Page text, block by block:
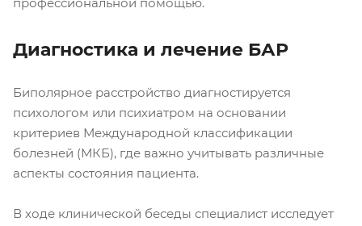
Диагностика и лечение БАР
Биполярное расстройство диагностируется
психологом или психиатром на основании
критериев Международной классификации
болезней (МКБ), где важно учитывать различные
аспекты состояния пациента.
В ходе клинической беседы специалист исследует